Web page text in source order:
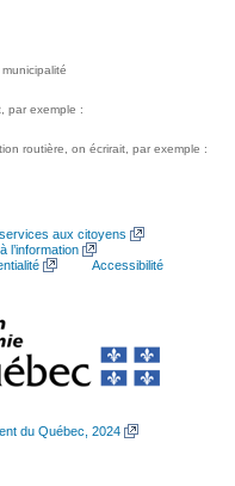
par exemple :
routière, on écrirait, par exemple :
aux citoyens
l’information
Accessibilité
du Québec, 2024